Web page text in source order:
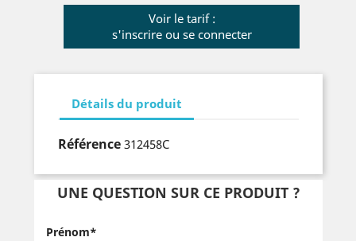
Voir le tarif :
s'inscrire ou se connecter
Détails du produit
Référence 312458C
UNE QUESTION SUR CE PRODUIT ?
Prénom*